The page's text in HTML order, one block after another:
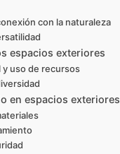
con la naturaleza
espacios exteriores
y uso de recursos
en espacios exteriores